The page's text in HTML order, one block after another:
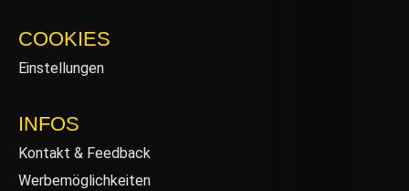
COOKIES
Einstellungen
INFOS
Kontakt & Feedback
Werbemöglichkeiten